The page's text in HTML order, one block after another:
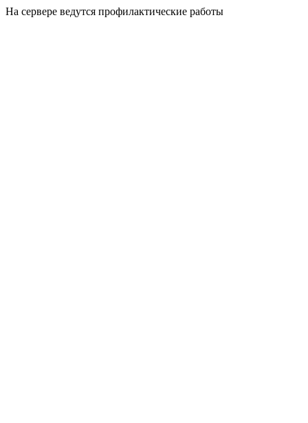
На сервере ведутся профилактические работы